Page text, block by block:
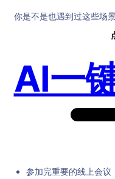
你是不是也遇到过这些场景
AI一
参加完重要的线上会议